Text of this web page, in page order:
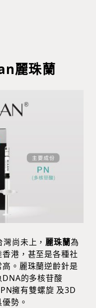
麗珠蘭
尚未上， 麗珠蘭為
港，甚至是各種社
。麗珠蘭逆齡針是
的多核苷酸
擁有雙螺旋 及3D
勢。